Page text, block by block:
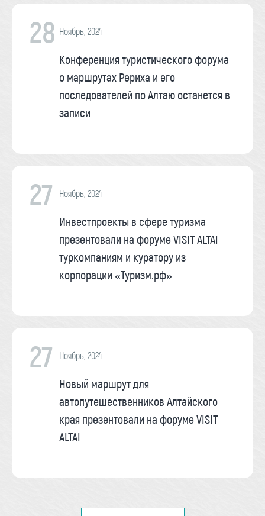
28 Ноябрь, 2024
Конференция туристического форума
о маршрутах Рериха и его
последователей по Алтаю останется в
записи
27 Ноябрь, 2024
Инвестпроекты в сфере туризма
презентовали на форуме VISIT ALTAI
туркомпаниям и куратору из
корпорации «Туризм.рф»
27 Ноябрь, 2024
Новый маршрут для
автопутешественников Алтайского
края презентовали на форуме VISIT
ALTAI